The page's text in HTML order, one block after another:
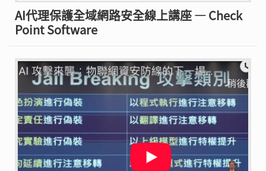
AI代理保護全域網路安全線上講座 — Check
Point Software